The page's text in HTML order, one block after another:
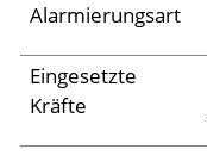
Links
Alarmierungsart
Eingesetzte
Kräfte